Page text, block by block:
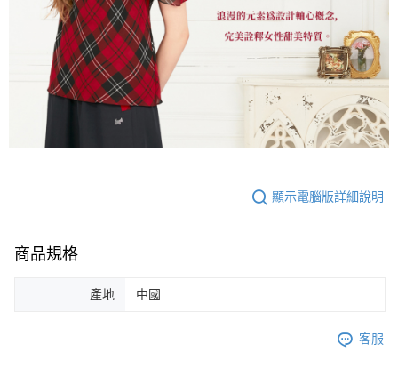
顯示電腦版詳細說明
商品規格
產地 中國
客服